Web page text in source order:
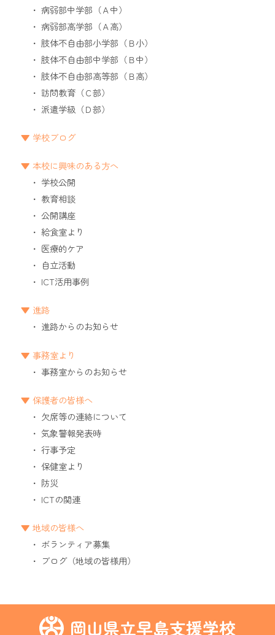
病弱部中学部（Ａ中）
病弱部高学部（Ａ高）
肢体不自由部小学部（Ｂ小）
肢体不自由部中学部（Ｂ中）
肢体不自由部高等部（Ｂ高）
訪問教育（Ｃ部）
派遣学級（Ｄ部）
学校ブログ
本校に興味のある方へ
学校公開
教育相談
公開講座
給食室より
医療的ケア
自立活動
ICT活用事例
進路
進路からのお知らせ
事務室より
事務室からのお知らせ
保護者の皆様へ
欠席等の連絡について
気象警報発表時
行事予定
保健室より
防災
ICTの関連
地域の皆様へ
ボランティア募集
ブログ（地域の皆様用）
岡山県立早島支援学校